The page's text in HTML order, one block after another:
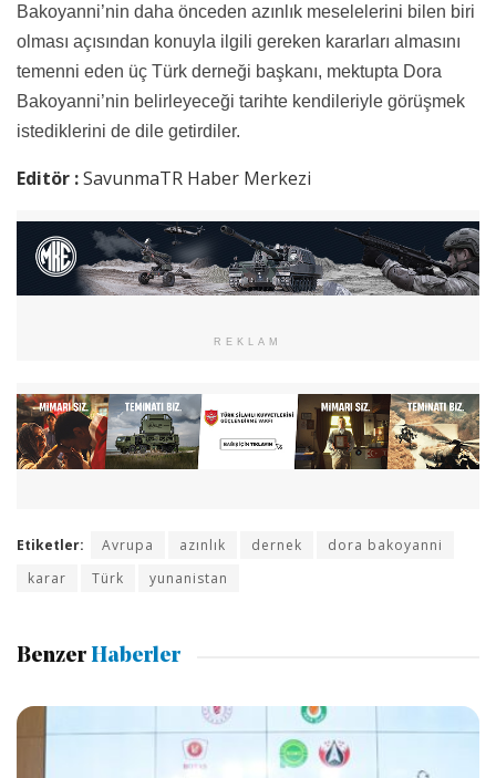
Bakoyanni’nin daha önceden azınlık meselelerini bilen biri
olması açısından konuyla ilgili gereken kararları almasını
temenni eden üç Türk derneği başkanı, mektupta Dora
Bakoyanni’nin belirleyeceği tarihte kendileriyle görüşmek
istediklerini de dile getirdiler.
Editör :SavunmaTR Haber Merkezi
REKLAM
Etiketler: Avrupa azınlık dernek
dora bakoyanni
karar
Türk yunanistan
Benzer Haberler